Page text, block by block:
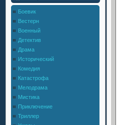
Боевик
Вестерн
Военный
Детектив
Драма
Исторический
Комедия
Катастрофа
Мелодрама
Мистика
Приключение
Триллер